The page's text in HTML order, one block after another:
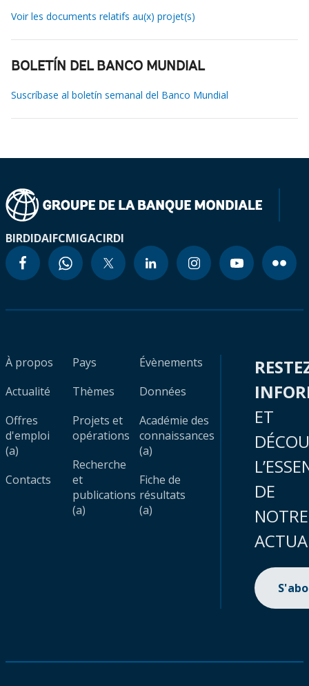
Voir les documents relatifs au(x) projet(s)
BOLETÍN DEL BANCO MUNDIAL
Suscríbase al boletín semanal del Banco Mundial
BIRDIDAIFCMIGACIRDI
À propos
Actualité
Offres
d'emploi
(a)
Contacts
Pays
Thèmes
Projets et
opérations
Recherche
et
publications
(a)
Évènements
Données
Académie des
connaissances
(a)
Fiche de
résultats
(a)
ET
DE
NOTRE